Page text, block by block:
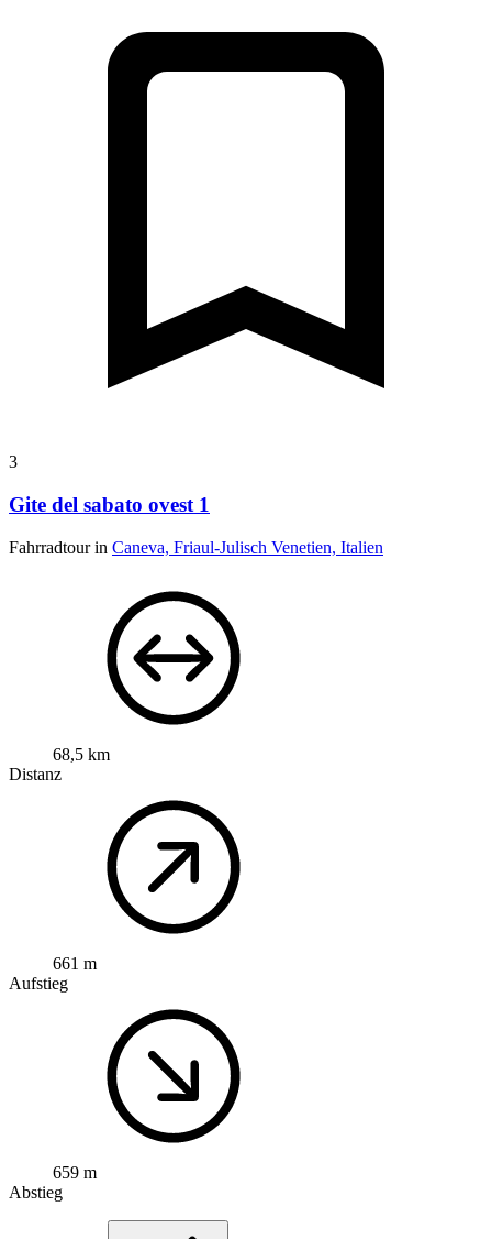
3
Gite del sabato ovest 1
Fahrradtour in Caneva, Friaul-Julisch Venetien, Italien
68,5 km
Distanz
661 m
Aufstieg
659 m
Abstieg